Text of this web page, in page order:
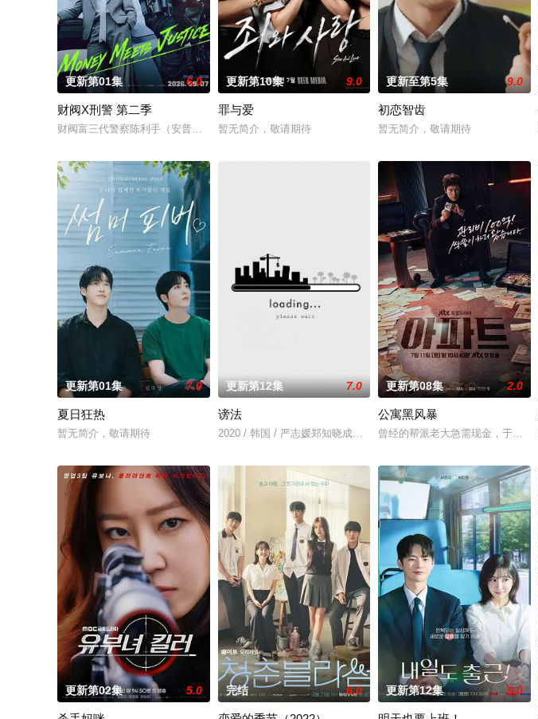
更新第01集 6.0
财阀X刑警 第二季
财阀富三代警察陈利手（安普贤 饰）华丽回归，完美蜕变为成熟专业的刑警，继续以财力同实力展开查
更新第10集 9.0
罪与爱
暂无简介，敬请期待
更新至第5集 9.0
初恋智齿
暂无简介，敬请期待
更新第01集 7.0
夏日狂热
暂无简介，敬请期待
更新第12集 7.0
谤法
2020 / 韩国 / 严志媛郑知晓成东日赵敏修
更新第08集 2.0
公寓黑风暴
曾经的帮派老大急需现金，于是
更新第02集 5.0 完结 6.0 更新第12集 9.0